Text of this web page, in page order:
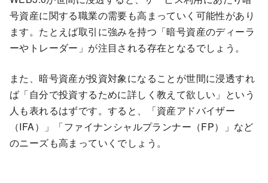
号資産に関する職業の需要も高まっていく可能性があり
ます。たとえば取引に強みを持つ「暗号資産のディーラ
ーやトレーダー」が注目される存在となるでしょう。
また、暗号資産が投資対象になることが世間に浸透すれ
ば「自分で投資するために詳しく教えて欲しい」という
人も表れるはずです。すると、「資産アドバイザー
（IFA）」「ファイナンシャルプランナー（FP）」など
のニーズも高まっていくでしょう。